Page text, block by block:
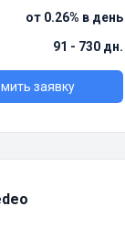
от 0.26% в день
91 - 730 дн.
заявку